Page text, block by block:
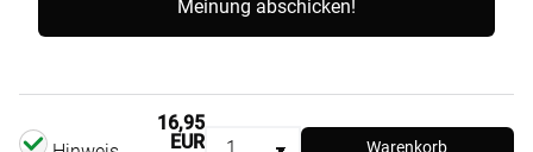
16,95
EUR
Warenkorb